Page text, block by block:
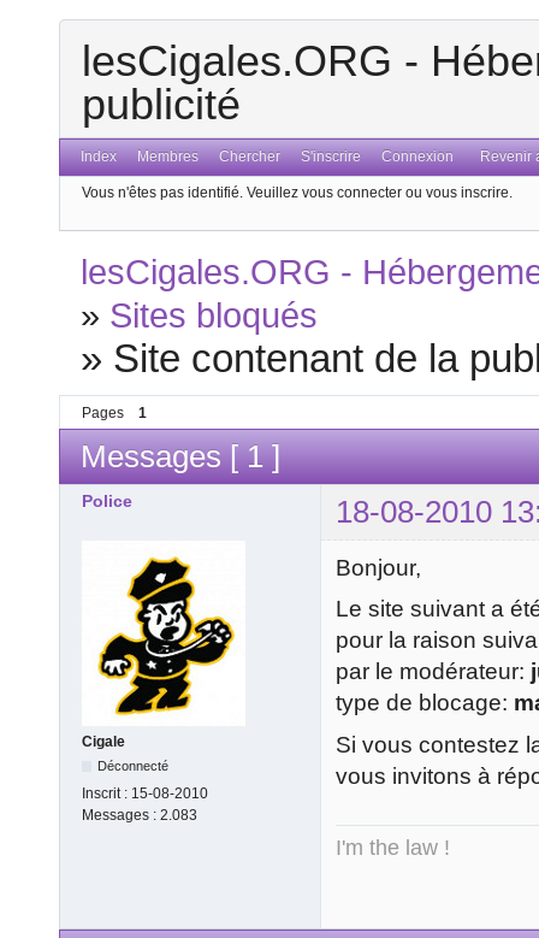
lesCigales.ORG -
publicité
Index Membres Chercher S'inscrire Connexion Revenir
Vous n'êtes pas identifié. Veuillez vous connecter ou vous inscrire.
lesCigales.ORG -
» Sites bloqués
» Site contenant de la
Pages 1
Messages [ 1 ]
Police 18-08-2010
Cigale
Déconnecté
Inscrit : 15-08-2010
Messages : 2.083
Bonjour,
Le site suivant a
pour la raison
par le modérateur:
type de blocage:
Si vous contestez
vous invitons à
I'm the law !